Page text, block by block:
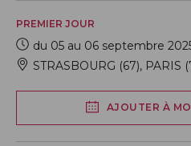
PREMIER JOUR
du 05 au 06 septembre
STRASBOURG (67), PARIS
AJOUTER À